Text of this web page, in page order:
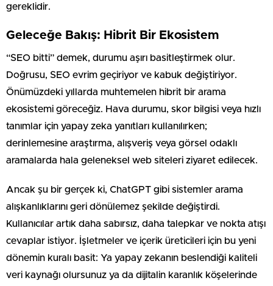
gereklidir.
Geleceğe Bakış: Hibrit Bir Ekosistem
“SEO bitti” demek, durumu aşırı basitleştirmek olur.
Doğrusu, SEO evrim geçiriyor ve kabuk değiştiriyor.
Önümüzdeki yıllarda muhtemelen hibrit bir arama
ekosistemi göreceğiz. Hava durumu, skor bilgisi veya hızlı
tanımlar için yapay zeka yanıtları kullanılırken;
derinlemesine araştırma, alışveriş veya görsel odaklı
aramalarda hala geleneksel web siteleri ziyaret edilecek.
Ancak şu bir gerçek ki, ChatGPT gibi sistemler arama
alışkanlıklarını geri dönülemez şekilde değiştirdi.
Kullanıcılar artık daha sabırsız, daha talepkar ve nokta atışı
cevaplar istiyor. İşletmeler ve içerik üreticileri için bu yeni
dönemin kuralı basit: Ya yapay zekanın beslendiği kaliteli
veri kaynağı olursunuz ya da dijitalin karanlık köşelerinde